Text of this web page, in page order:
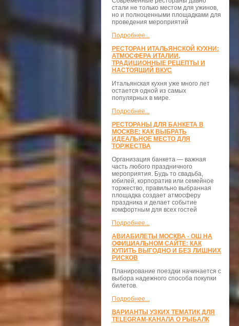
стали не только местом для ужинов,
но и полноценными площадками для
проведения мероприятий
Подробнее...
РЕСТОРАН ИТАЛЬЯНСКОЙ КУХНИ:
АТМОСФЕРА ИТАЛИИ,
ТРАДИЦИОННЫЕ РЕЦЕПТЫ И
НАСТОЯЩИЙ ВКУС
Итальянская кухня уже много лет
остается одной из самых
популярных в мире.
Подробнее...
РЕСТОРАНЫ ДЛЯ БАНКЕТА В
МОСКВЕ: КАК ВЫБРАТЬ
ИДЕАЛЬНОЕ МЕСТО ДЛЯ
ТОРЖЕСТВА
Организация банкета — важная
часть любого праздничного
мероприятия. Будь то свадьба,
юбилей, корпоратив или семейное
торжество, правильно выбранная
площадка создает атмосферу
праздника и делает событие
комфортным для всех гостей
Подробнее...
АВИАБИЛЕТЫ МОСКВА - ОШ НА
ОФИЦИАЛЬНОМ САЙТЕ: КАК
КУПИТЬ ВЫГОДНО И БЕЗ ЛИШНИХ
РИСКОВ
Планирование поездки начинается с
выбора надежного способа покупки
билетов.
Подробнее...
ВАРИАНТЫ УЗКИХ ТЕМАТИК ДЛЯ
TELEGRAM-КАНАЛА О РЫБАЛК